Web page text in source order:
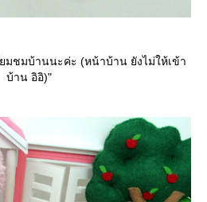
มชมบ้านนะค่ะ (หน้าบ้าน ยังไม่ให้เข้า
บ้าน อิอิ)"